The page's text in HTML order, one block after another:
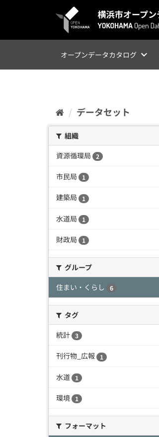
オープンデータカタログ
データセット
組織
資源循環局
2
市民局 1
建築局 1
水道局 1
財政局 1
グループ
住まい・くらし
6
タグ
統計 3
刊行物_広報 1
水道 1
環境 1
フォーマット